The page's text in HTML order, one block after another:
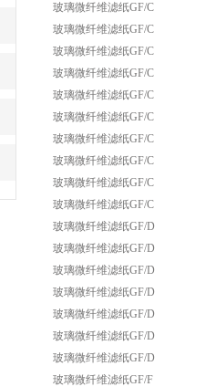
玻璃微纤维滤纸GF/C
玻璃微纤维滤纸GF/C
玻璃微纤维滤纸GF/C
玻璃微纤维滤纸GF/C
玻璃微纤维滤纸GF/C
玻璃微纤维滤纸GF/C
玻璃微纤维滤纸GF/C
玻璃微纤维滤纸GF/C
玻璃微纤维滤纸GF/C
玻璃微纤维滤纸GF/C
玻璃微纤维滤纸GF/D
玻璃微纤维滤纸GF/D
玻璃微纤维滤纸GF/D
玻璃微纤维滤纸GF/D
玻璃微纤维滤纸GF/D
玻璃微纤维滤纸GF/D
玻璃微纤维滤纸GF/D
玻璃微纤维滤纸GF/F